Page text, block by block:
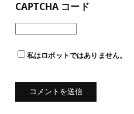
CAPTCHA コード
私はロボットではありません。